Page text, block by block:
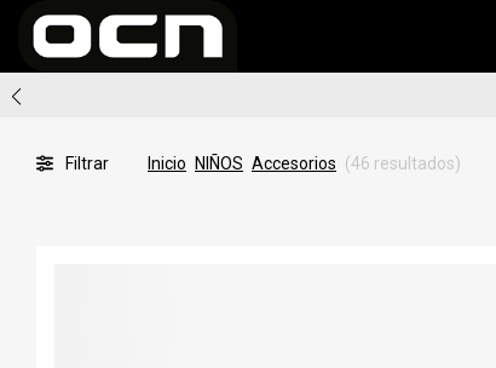
Filtrar Inicio NIÑOS Accesorios (46 resultados)